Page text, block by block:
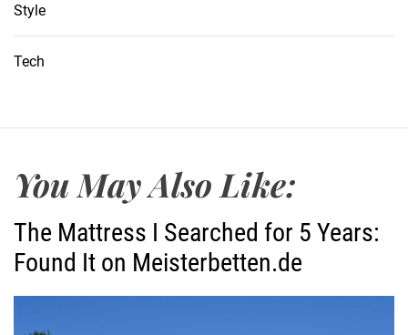
Style
Tech
You May Also Like:
The Mattress I Searched for 5 Years:
Found It on Meisterbetten.de